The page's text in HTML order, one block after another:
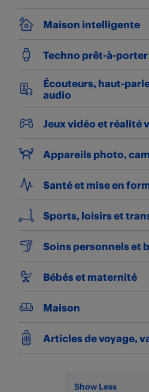
Maison intelligente
Techno prêt-à-porter
Écouteurs, haut-
audio
Jeux vidéo et réalité
Appareils photo,
Santé et mise en
Sports, loisirs et
Soins personnels et
Bébés et maternité
Maison
Articles de voyage,
Show Less